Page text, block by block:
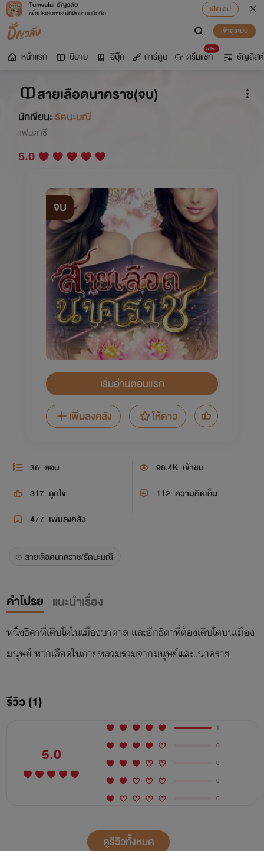
Tunwalai ธัญวลัย
เพื่อประสบการณ์ที่ดีกว่าบนมือถือ
เปิดแอป
เข้าสู่ระบบ
หน้าแรก นิยาย อีบุ๊ก การ์ตูน
มาใหม่
ดรีมแชท ธัญลิสต์
สายเลือดนาคราช(จบ)
นักเขียน: รัตนะมณี
แฟนตาซี
5.0
จบ
เริ่มอ่านตอนแรก
เพิ่มลงคลัง
ให้ดาว
36 ตอน 98.4K เข้าชม
317 ถูกใจ 112 ความคิดเห็น
477 เพิ่มลงคลัง
สายเลือดนาคราช/รัตนะมณี
คำโปรย แนะนำเรื่อง
หนึ่งธิดาที่เติบโตในเมืองบาดาล และอีกธิดาที่ต้องเติบโตบนเมือง
มนุษย์ หากเลือดในกายหลวมรวมจากมนุษย์และ..นาคราช
รีวิว (1)
5.0
1
0
0
0
0
ดูรีวิวทั้งหมด